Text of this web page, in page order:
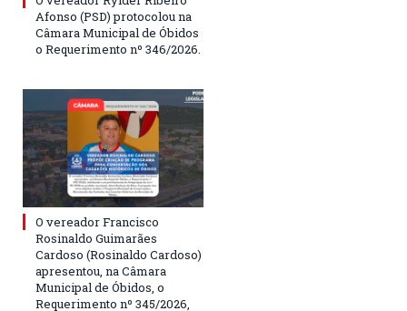
Afonso (PSD) protocolou na
Câmara Municipal de Óbidos
o Requerimento nº 346/2026.
O vereador Francisco
Rosinaldo Guimarães
Cardoso (Rosinaldo Cardoso)
apresentou, na Câmara
Municipal de Óbidos, o
Requerimento nº 345/2026,